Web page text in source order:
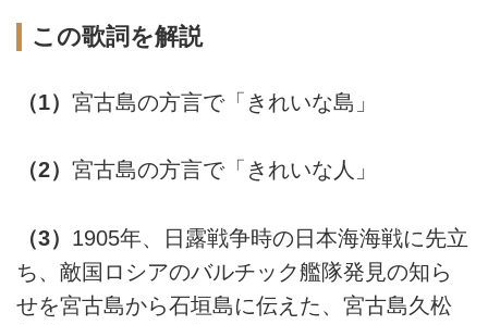
この歌詞を解説
（1） 宮古島の方言で「きれいな島」
（2） 宮古島の方言で「きれいな人」
（3） 1905年、日露戦争時の日本海海戦に先立
ち、敵国ロシアのバルチック艦隊発見の知ら
せを宮古島から石垣島に伝えた、宮古島久松